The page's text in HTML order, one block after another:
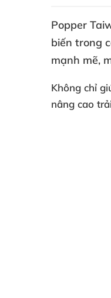
Popper
biến trong
mạnh mẽ,
Không chỉ
nâng cao